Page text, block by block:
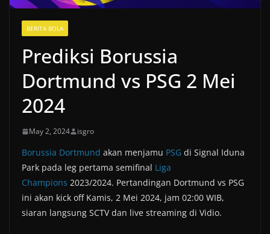
BERITA BOLA
Prediksi Borussia
Dortmund vs PSG 2 Mei
2024
May 2, 2024 isgro
Borussia Dortmund akan menjamu PSG di Signal Iduna
Park pada leg pertama semifinal Liga
Champions 2023/2024. Pertandingan Dortmund vs PSG
ini akan kick off Kamis, 2 Mei 2024, jam 02:00 WIB,
siaran langsung SCTV dan live streaming di Vidio.